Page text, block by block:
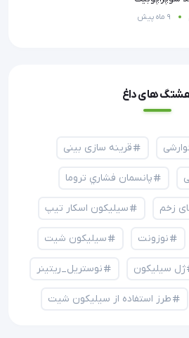
9 ماه پیش
های داغ
قرینه سازی بینی
پانسمان فشاري تروما
زخم سیلیکون اسکار تیپ
نوزونت سیلیکون شیت
ژل سیلیکون نوستریل_ریتینر
طرز استفاده از سیلیکون شیت